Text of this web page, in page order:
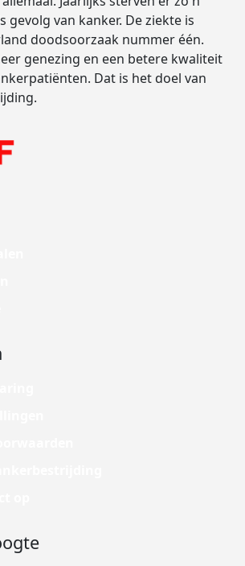
gevolg van kanker. De ziekte is
doodsoorzaak nummer één.
genezing en een betere kwaliteit
Dat is het doel van